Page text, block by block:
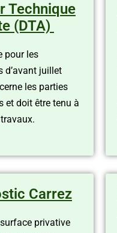
Technique
(DTA)
pour les
d’avant juillet
les parties
et doit être tenu à
Carrez
privative